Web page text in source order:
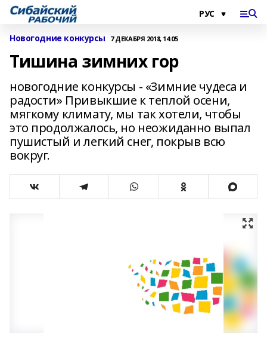
Новогодние конкурсы 7 ДЕКАБРЯ 2018, 14:05
Тишина зимних гор
новогодние конкурсы - «Зимние чудеса и
радости» Привыкшие к теплой осени,
мягкому климату, мы так хотели, чтобы
это продолжалось, но неожиданно выпал
пушистый и легкий снег, покрыв всю
вокруг.